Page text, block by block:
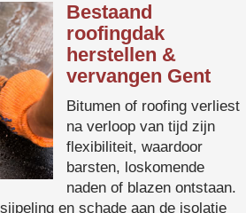
Bestaand
roofingdak
herstellen &
vervangen Gent
Bitumen of roofing verliest
na verloop van tijd zijn
flexibiliteit, waardoor
barsten, loskomende
naden of blazen ontstaan.
en schade aan de isolatie